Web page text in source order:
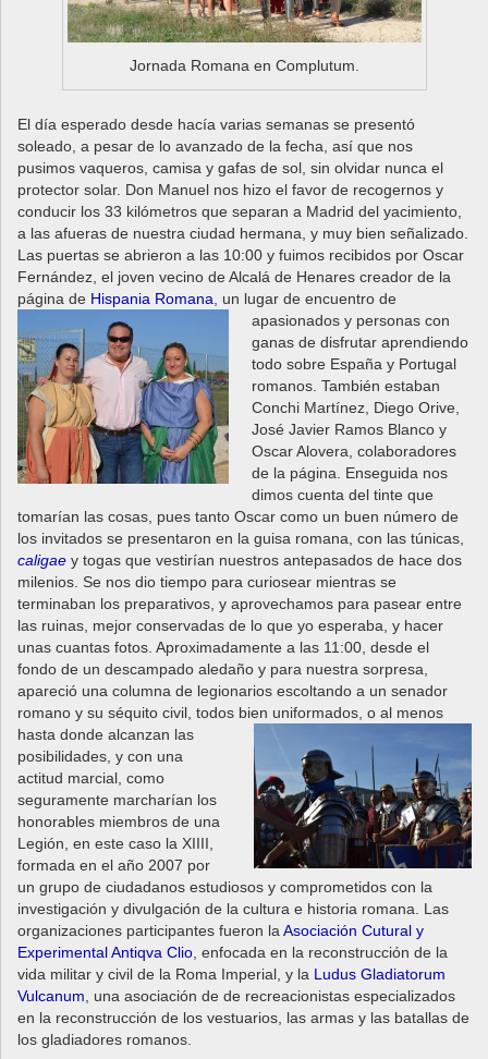
Jornada Romana en Complutum.
El día esperado desde hacía varias semanas se presentó
soleado, a pesar de lo avanzado de la fecha, así que nos
pusimos vaqueros, camisa y gafas de sol, sin olvidar nunca el
protector solar. Don Manuel nos hizo el favor de recogernos y
conducir los 33 kilómetros que separan a Madrid del yacimiento,
a las afueras de nuestra ciudad hermana, y muy bien señalizado.
Las puertas se abrieron a las 10:00 y fuimos recibidos por Oscar
Fernández, el joven vecino de Alcalá de Henares creador de la
página de Hispania Romana , un lugar de encuentro de
apasionados y personas con
ganas de disfrutar aprendiendo
todo sobre España y Portugal
romanos. También estaban
Conchi Martínez, Diego Orive,
José Javier Ramos Blanco y
Oscar Alovera, colaboradores
de la página. Enseguida nos
dimos cuenta del tinte que
tomarían las cosas, pues tanto Oscar como un buen número de
los invitados se presentaron en la guisa romana, con las túnicas,
caligae y togas que vestirían nuestros antepasados de hace dos
milenios. Se nos dio tiempo para curiosear mientras se
terminaban los preparativos, y aprovechamos para pasear entre
las ruinas, mejor conservadas de lo que yo esperaba, y hacer
unas cuantas fotos. Aproximadamente a las 11:00, desde el
fondo de un descampado aledaño y para nuestra sorpresa,
apareció una columna de legionarios escoltando a un senador
romano y su séquito civil, todos bien uniformados, o al menos
hasta donde alcanzan las
posibilidades, y con una
actitud marcial, como
seguramente marcharían los
honorables miembros de una
Legión, en este caso la XIIII,
formada en el año 2007 por
un grupo de ciudadanos estudiosos y comprometidos con la
investigación y divulgación de la cultura e historia romana. Las
organizaciones participantes fueron la Asociación Cutural y
Experimental Antiqva Clio , enfocada en la reconstrucción de la
vida militar y civil de la Roma Imperial, y la Ludus Gladiatorum
Vulcanum , una asociación de de recreacionistas especializados
en la reconstrucción de los vestuarios, las armas y las batallas de
los gladiadores romanos.